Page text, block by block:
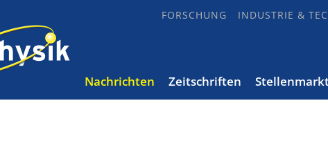
FORSCHUNG INDUSTRIE &
Nachrichten Zeitschriften